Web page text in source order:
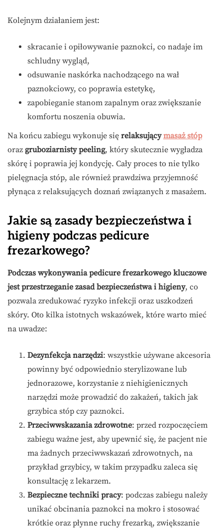
Kolejnym działaniem jest:
skracanie i opiłowywanie paznokci, co nadaje im
schludny wygląd,
odsuwanie naskórka nachodzącego na wał
paznokciowy, co poprawia estetykę,
zapobieganie stanom zapalnym oraz zwiększanie
komfortu noszenia obuwia.
Na końcu zabiegu wykonuje się relaksującymasaż stóp
oraz gruboziarnisty peeling, który skutecznie wygładza
skórę i poprawia jej kondycję. Cały proces to nie tylko
pielęgnacja stóp, ale również prawdziwa przyjemność
płynąca z relaksujących doznań związanych z masażem.
Jakie są zasady bezpieczeństwa i
higieny podczas pedicure
frezarkowego?
Podczas wykonywania pedicure frezarkowego kluczowe
jest przestrzeganie zasad bezpieczeństwa i higieny, co
pozwala zredukować ryzyko infekcji oraz uszkodzeń
skóry. Oto kilka istotnych wskazówek, które warto mieć
na uwadze:
Dezynfekcja narzędzi: wszystkie używane akcesoria
powinny być odpowiednio sterylizowane lub
jednorazowe, korzystanie z niehigienicznych
narzędzi może prowadzić do zakażeń, takich jak
grzybica stóp czy paznokci.
Przeciwwskazania zdrowotne: przed rozpoczęciem
zabiegu ważne jest, aby upewnić się, że pacjent nie
ma żadnych przeciwwskazań zdrowotnych, na
przykład grzybicy, w takim przypadku zaleca się
konsultację z lekarzem.
Bezpieczne techniki pracy: podczas zabiegu należy
unikać obcinania paznokci na mokro i stosować
krótkie oraz płynne ruchy frezarką, zwiększanie